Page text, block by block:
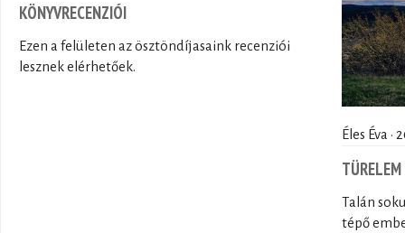
KÖNYVRECENZIÓI
Ezen a felületen az ösztöndíjasaink recenziói
lesznek elérhetőek.
Éles Éva ·
TÜRELEM
Talán
tépő